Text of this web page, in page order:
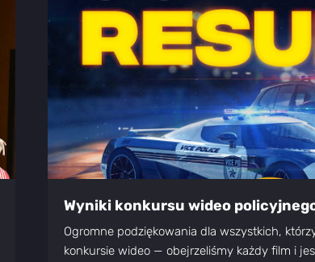
Wyniki konkursu wideo
Ogromne podziękowania dla wszystkich,
konkursie wideo — obejrzeliśmy każdy film i